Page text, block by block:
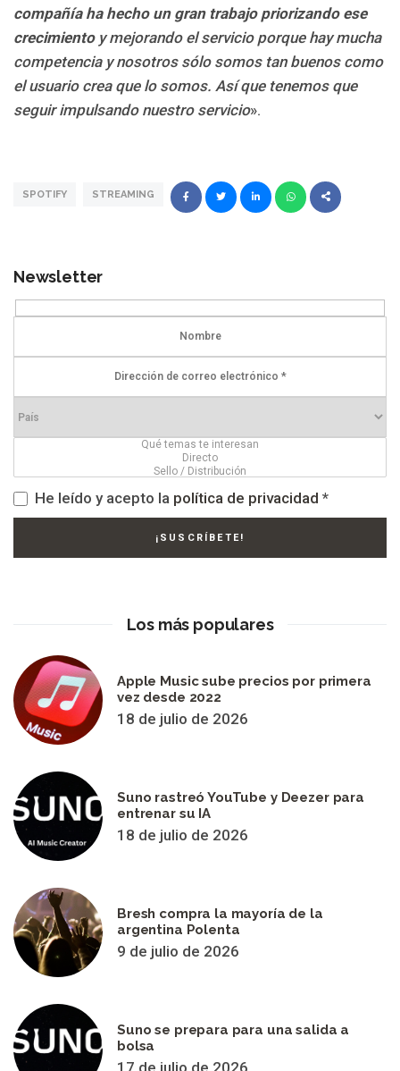
compañía ha hecho un gran trabajo priorizando ese
crecimientoy mejorando el servicio porque hay mucha
competencia y nosotros sólo somos tan buenos como
el usuario crea que lo somos. Así que tenemos que
seguir impulsando nuestro servicio».
SPOTIFY STREAMING
Newsletter
He leído y acepto la política de privacidad *
Los más populares
Apple Music sube precios por primera
vez desde 2022
18 de julio de 2026
Suno rastreó YouTube y Deezer para
entrenar su IA
18 de julio de 2026
Bresh compra la mayoría de la
argentina Polenta
9 de julio de 2026
Suno se prepara para una salida a
bolsa
17 de julio de 2026